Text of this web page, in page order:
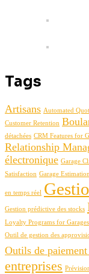
Tags
Artisans Automated
Customer Retention
détachées CRM Features for
Relationship
électronique Garage
Satisfaction Garage
en temps réel
Gestion prédictive des stocks
Loyalty Programs for Garages
Outil de gestion des
Outils de
entreprises